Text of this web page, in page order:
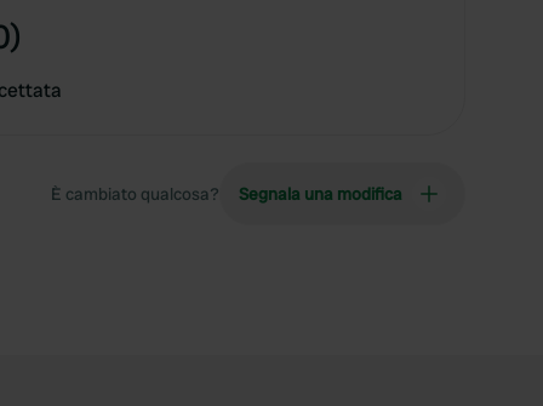
È cambiato qualcosa? Segnala una modifica